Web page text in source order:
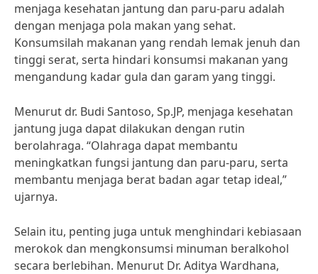
menjaga kesehatan jantung dan paru-paru adalah
dengan menjaga pola makan yang sehat.
Konsumsilah makanan yang rendah lemak jenuh dan
tinggi serat, serta hindari konsumsi makanan yang
mengandung kadar gula dan garam yang tinggi.
Menurut dr. Budi Santoso, Sp.JP, menjaga kesehatan
jantung juga dapat dilakukan dengan rutin
berolahraga. “Olahraga dapat membantu
meningkatkan fungsi jantung dan paru-paru, serta
membantu menjaga berat badan agar tetap ideal,”
ujarnya.
Selain itu, penting juga untuk menghindari kebiasaan
merokok dan mengkonsumsi minuman beralkohol
secara berlebihan. Menurut Dr. Aditya Wardhana,